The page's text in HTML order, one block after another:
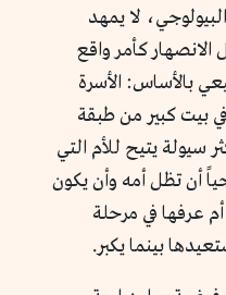
لا يمهد
الانصهار كأمر واقع
بالأساس: الأسرة
بيت كبير من طبقة
سيولة يتيح للأم التي
أن تظل أمه وأن يكون
عرفها في مرحلة
بينما يكبر.